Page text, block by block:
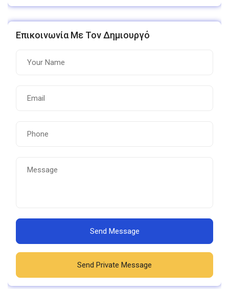
Επικοινωνία Με Τον Δημιουργό
Send Message
Send Private Message